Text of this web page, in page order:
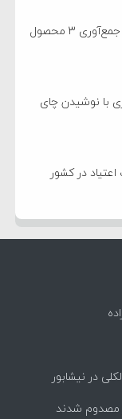
دستور سازمان غذا و دارو برای جمع‌آوری ۳ محصول
با نوشیدن چای
در کشور